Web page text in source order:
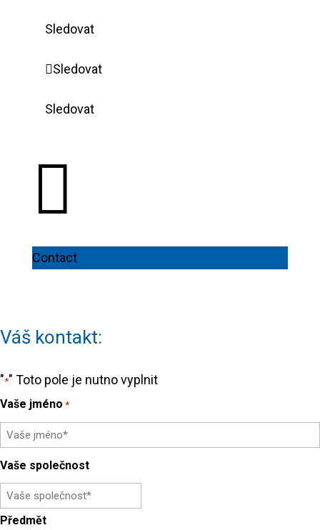
Sledovat
Sledovat
Sledovat

Contact
Váš kontakt:
"*" Toto pole je nutno vyplnit
Vaše jméno *
First
Vaše společnost
Předmět